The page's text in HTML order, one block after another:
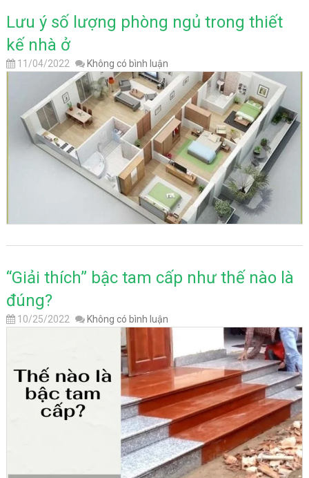
Lưu ý số lượng phòng ngủ trong thiết
kế nhà ở
11/04/2022 Không có bình luận
“Giải thích” bậc tam cấp như thế nào là
đúng?
10/25/2022 Không có bình luận